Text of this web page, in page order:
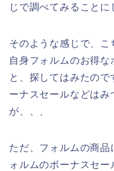
じで調べてみることに
そのような感じで、
自身フォルムのお得
と、探してはみたの
ーナスセールなどは
が、、、
ただ、フォルムの商品
ォルムのボーナスセ